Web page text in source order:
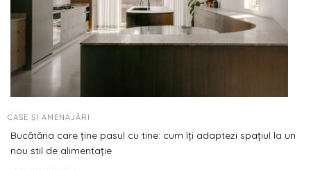
CASE ȘI AMENAJĂRI
Bucătăria care ține pasul cu tine: cum îți adaptezi spațiul la un
nou stil de alimentație